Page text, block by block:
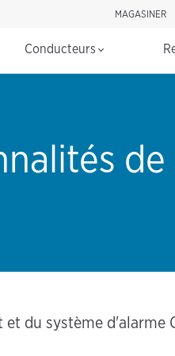
MAGASINER
Conducteurs
du système d'alarme